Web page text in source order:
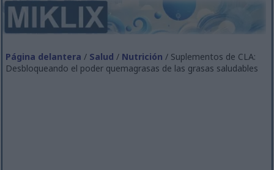
Página delantera / Salud / Nutrición / Suplementos de CLA:
Desbloqueando el poder quemagrasas de las grasas saludables